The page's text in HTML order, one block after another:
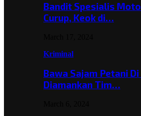
Bandit Spesialis
Curup, Keok di…
Kriminal
Bawa Sajam Petani
Diamankan Tim…